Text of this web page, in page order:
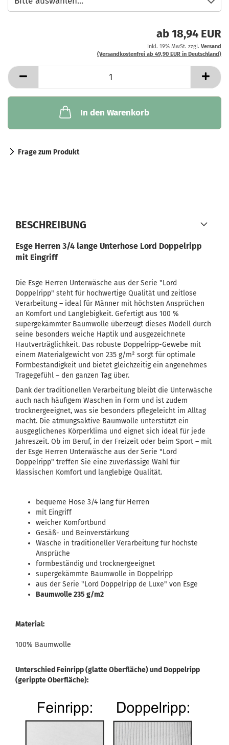
ab 18,94 EUR
inkl. 19% MwSt. zzgl. Versand
(Versandkostenfrei ab 49,90 EUR in Deutschland)
In den Warenkorb
Frage zum Produkt
BESCHREIBUNG
Esge Herren 3/4 lange Unterhose Lord Doppelripp
mit Eingriff
Die Esge Herren Unterwäsche aus der Serie "Lord
Doppelripp" steht für hochwertige Qualität und zeitlose
Verarbeitung – ideal für Männer mit höchsten Ansprüchen
an Komfort und Langlebigkeit. Gefertigt aus 100 %
supergekämmter Baumwolle überzeugt dieses Modell durch
seine besonders weiche Haptik und ausgezeichnete
Hautverträglichkeit. Das robuste Doppelripp-Gewebe mit
einem Materialgewicht von 235 g/m² sorgt für optimale
Formbeständigkeit und bietet gleichzeitig ein angenehmes
Tragegefühl – den ganzen Tag über.
Dank der traditionellen Verarbeitung bleibt die Unterwäsche
auch nach häufigem Waschen in Form und ist zudem
trocknergeeignet, was sie besonders pflegeleicht im Alltag
macht. Die atmungsaktive Baumwolle unterstützt ein
ausgeglichenes Körperklima und eignet sich ideal für jede
Jahreszeit. Ob im Beruf, in der Freizeit oder beim Sport – mit
der Esge Herren Unterwäsche aus der Serie "Lord
Doppelripp" treffen Sie eine zuverlässige Wahl für
klassischen Komfort und langlebige Qualität.
bequeme Hose 3/4 lang für Herren
mit Eingriff
weicher Komfortbund
Gesäß- und Beinverstärkung
Wäsche in traditioneller Verarbeitung für höchste
Ansprüche
formbeständig und trocknergeeignet
supergekämmte Baumwolle in Doppelripp
aus der Serie "Lord Doppelripp de Luxe" von Esge
Baumwolle 235 g/m2
Material:
100% Baumwolle
Unterschied Feinripp (glatte Oberfläche) und Doppelripp
(gerippte Oberfläche):